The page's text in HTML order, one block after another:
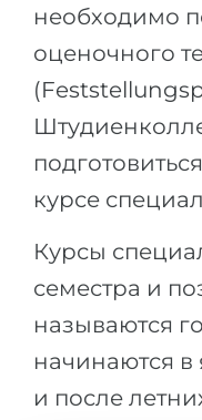
Наши
Беларусь
Другая страна
ЗАПИСАТЬСЯ
необходимо
оценочного
курсе
Курсы
семестра и
называются
начинаются в
и после